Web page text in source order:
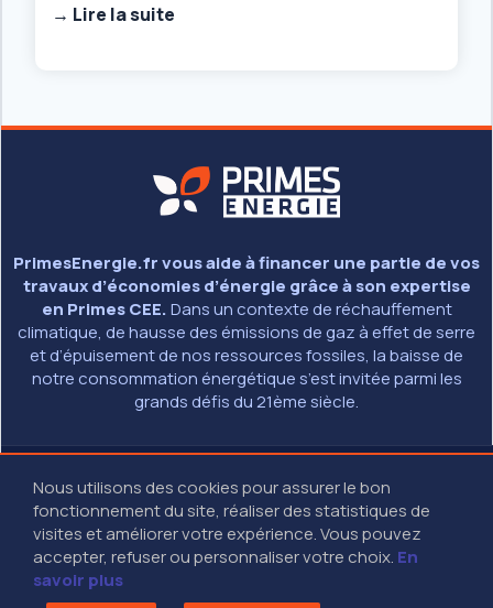
Nous utilisons des cookies pour assurer le bon
fonctionnement du site, réaliser des statistiques de
visites et améliorer votre expérience. Vous pouvez
accepter, refuser ou personnaliser votre choix. En
savoir plus
→ Lire la suite
PrimesEnergie.fr vous aide à financer une partie de vos
travaux d’économies d’énergie grâce à son expertise
en Primes CEE.Dans un contexte de réchauffement
climatique, de hausse des émissions de gaz à effet de serre
et d’épuisement de nos ressources fossiles, la baisse de
notre consommation énergétique s’est invitée parmi les
grands défis du 21ème siècle.
MENTIONS LÉGALES
01 40 13 40 13 (9H - 18H30 SANS INTERRUPTION)
27-29 RUE DES POISSONNIERS - 92200 NEUILLY SUR SEINE